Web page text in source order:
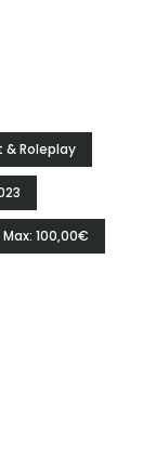
& Roleplay
Max: 100,00€